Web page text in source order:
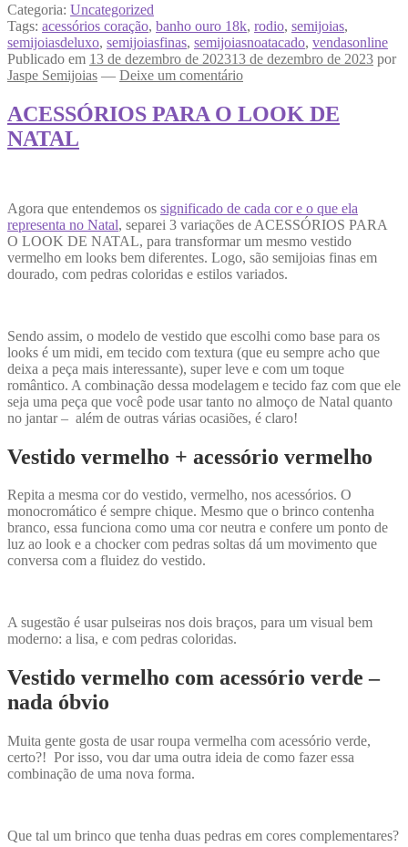
Categoria: Uncategorized
Tags: acessórios coração, banho ouro 18k, rodio, semijoias,
semijoiasdeluxo, semijoiasfinas, semijoiasnoatacado, vendasonline
Publicado em 13 de dezembro de 202313 de dezembro de 2023 por
Jaspe Semijoias — Deixe um comentário
ACESSÓRIOS PARA O LOOK DE
NATAL
Agora que entendemos os significado de cada cor e o que ela
representa no Natal, separei 3 variações de ACESSÓRIOS PARA
O LOOK DE NATAL, para transformar um mesmo vestido
vermelho em looks bem diferentes. Logo, são semijoias finas em
dourado, com pedras coloridas e estilos variados.
Sendo assim, o modelo de vestido que escolhi como base para os
looks é um midi, em tecido com textura (que eu sempre acho que
deixa a peça mais interessante), super leve e com um toque
romântico. A combinação dessa modelagem e tecido faz com que ele
seja uma peça que você pode usar tanto no almoço de Natal quanto
no jantar – além de outras várias ocasiões, é claro!
Vestido vermelho + acessório vermelho
Repita a mesma cor do vestido, vermelho, nos acessórios. O
monocromático é sempre chique. Mesmo que o brinco contenha
branco, essa funciona como uma cor neutra e confere um ponto de
luz ao look e a chocker com pedras soltas dá um movimento que
conversa com a fluidez do vestido.
A sugestão é usar pulseiras nos dois braços, para um visual bem
moderno: a lisa, e com pedras coloridas.
Vestido vermelho com acessório verde –
nada óbvio
Muita gente gosta de usar roupa vermelha com acessório verde,
certo?! Por isso, vou dar uma outra ideia de como fazer essa
combinação de uma nova forma.
Que tal um brinco que tenha duas pedras em cores complementares?